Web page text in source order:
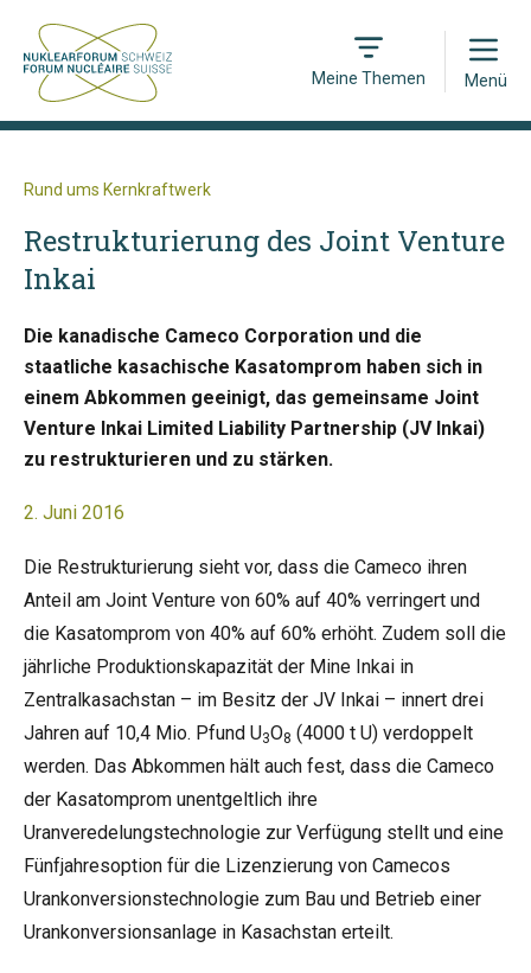
Meine Themen
Open
Menü
Rund ums Kernkraftwerk
Restrukturierung des Joint Venture
Inkai
Die kanadische Cameco Corporation und die
staatliche kasachische Kasatomprom haben sich in
einem Abkommen geeinigt, das gemeinsame Joint
Venture Inkai Limited Liability Partnership (JV Inkai)
zu restrukturieren und zu stärken.
2. Juni 2016
Die Restrukturierung sieht vor, dass die Cameco ihren
Anteil am Joint Venture von 60% auf 40% verringert und
die Kasatomprom von 40% auf 60% erhöht. Zudem soll die
jährliche Produktionskapazität der Mine Inkai in
Zentralkasachstan – im Besitz der JV Inkai – innert drei
Jahren auf 10,4 Mio. Pfund U3O8 (4000 t U) verdoppelt
werden. Das Abkommen hält auch fest, dass die Cameco
der Kasatomprom unentgeltlich ihre
Uranveredelungstechnologie zur Verfügung stellt und eine
Fünfjahresoption für die Lizenzierung von Camecos
Urankonversionstechnologie zum Bau und Betrieb einer
Urankonversionsanlage in Kasachstan erteilt.